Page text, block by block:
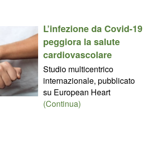
L’infezione da Covid-19
peggiora la salute
cardiovascolare
Studio multicentrico
internazionale, pubblicato
su European Heart
(Continua)